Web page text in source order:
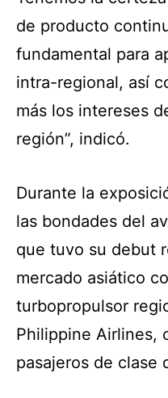
de producto
fundamental para
intra-regional, así
más los intereses
región”, indicó.
Durante la
las bondades del
que tuvo su debut
mercado asiático
turbopropulsor
Philippine Airlines,
pasajeros de clase